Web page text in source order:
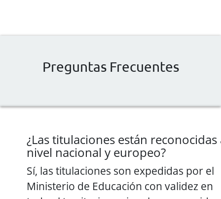
Preguntas Frecuentes
¿Las titulaciones están reconocidas
nivel nacional y europeo?
Sí, las titulaciones son expedidas por el
Ministerio de Educación con validez en